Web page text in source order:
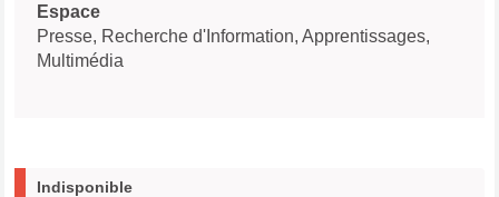
Espace
Presse, Recherche d'Information, Apprentissages,
Multimédia
Indisponible